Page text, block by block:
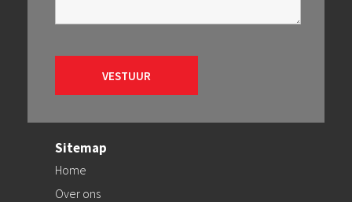
Sitemap
Home
Over ons